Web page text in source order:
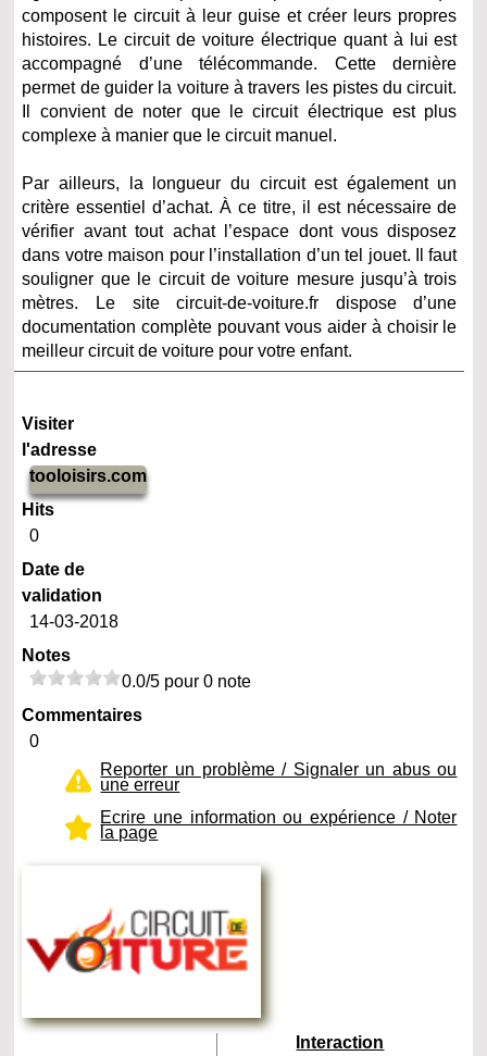
composent le circuit à leur guise et créer leurs propres
histoires. Le circuit de voiture électrique quant à lui est
accompagné d’une télécommande. Cette dernière
permet de guider la voiture à travers les pistes du circuit.
Il convient de noter que le circuit électrique est plus
complexe à manier que le circuit manuel.
Par ailleurs, la longueur du circuit est également un
critère essentiel d’achat. À ce titre, il est nécessaire de
vérifier avant tout achat l’espace dont vous disposez
dans votre maison pour l’installation d’un tel jouet. Il faut
souligner que le circuit de voiture mesure jusqu’à trois
mètres. Le site circuit-de-voiture.fr dispose d’une
documentation complète pouvant vous aider à choisir le
meilleur circuit de voiture pour votre enfant.
Visiter
l'adresse
tooloisirs.com
Hits
0
Date de
validation
14-03-2018
Notes
0.0/5 pour 0 note
Commentaires
0
Reporter un problème / Signaler un abus ou
une erreur
Ecrire une information ou expérience / Noter
la page
Interaction